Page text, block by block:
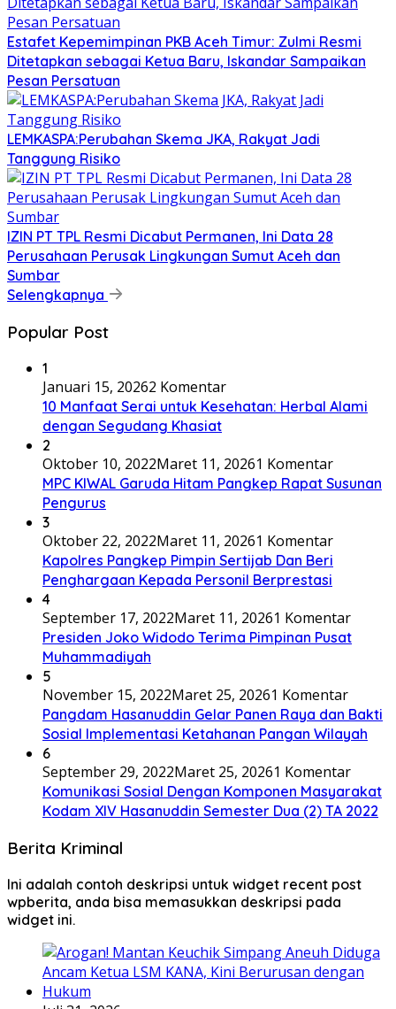
Estafet Kepemimpinan PKB Aceh Timur: Zulmi Resmi
Ditetapkan sebagai Ketua Baru, Iskandar Sampaikan
Pesan Persatuan
LEMKASPA:Perubahan Skema JKA, Rakyat Jadi
Tanggung Risiko
IZIN PT TPL Resmi Dicabut Permanen, Ini Data 28
Perusahaan Perusak Lingkungan Sumut Aceh dan
Sumbar
Selengkapnya
Popular Post
1
Januari 15, 20262 Komentar
10 Manfaat Serai untuk Kesehatan: Herbal Alami
dengan Segudang Khasiat
2
Oktober 10, 2022Maret 11, 20261 Komentar
MPC KIWAL Garuda Hitam Pangkep Rapat Susunan
Pengurus
3
Oktober 22, 2022Maret 11, 20261 Komentar
Kapolres Pangkep Pimpin Sertijab Dan Beri
Penghargaan Kepada Personil Berprestasi
4
September 17, 2022Maret 11, 20261 Komentar
Presiden Joko Widodo Terima Pimpinan Pusat
Muhammadiyah
5
November 15, 2022Maret 25, 20261 Komentar
Pangdam Hasanuddin Gelar Panen Raya dan Bakti
Sosial Implementasi Ketahanan Pangan Wilayah
6
September 29, 2022Maret 25, 20261 Komentar
Komunikasi Sosial Dengan Komponen Masyarakat
Kodam XIV Hasanuddin Semester Dua (2) TA 2022
Berita Kriminal
Ini adalah contoh deskripsi untuk widget recent post
wpberita, anda bisa memasukkan deskripsi pada
widget ini.